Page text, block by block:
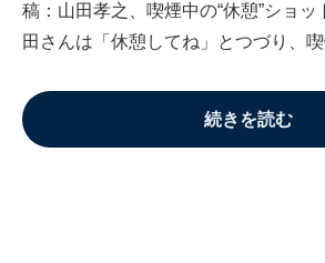
稿：山田孝之、喫煙中の“休憩”ショ
田さんは「休憩してね」とつづり、
続きを読む